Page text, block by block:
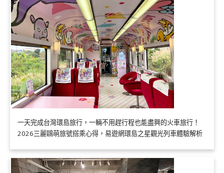
一天完成台灣環島旅行，一輛不用趕行程也能盡興的火車旅行！
2026三麗鷗萌旅號搭乘心得，易遊網環島之星觀光列車體驗解析